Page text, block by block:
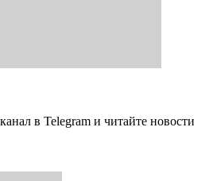
в Telegram и читайте новости